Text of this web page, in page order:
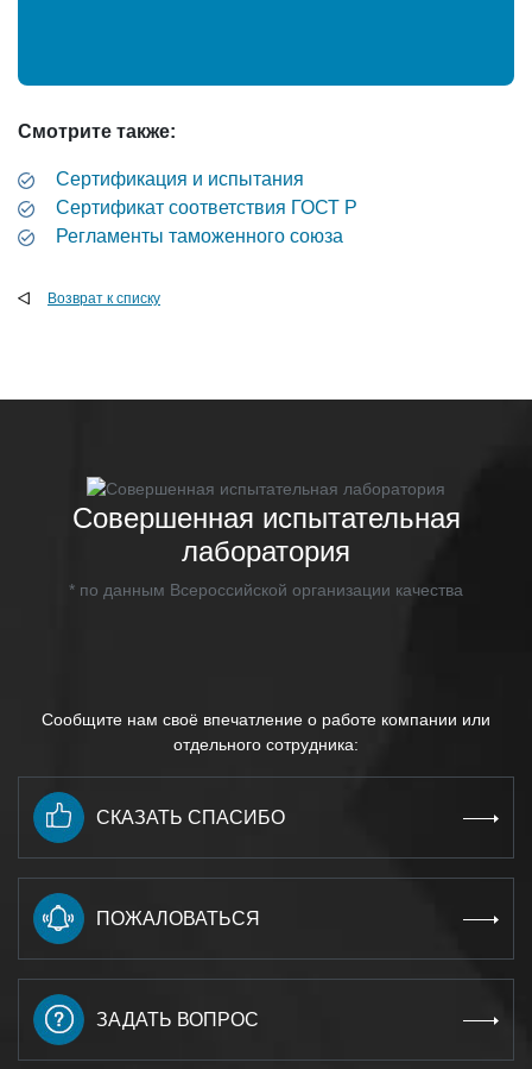
Смотрите также:
Сертификация и испытания
Cертификат соответствия ГОСТ Р
Регламенты таможенного союза
Возврат к списку
Совершенная испытательная
лаборатория
* по данным Всероссийской организации качества
Сообщите нам своё впечатление о работе компании или
отдельного сотрудника:
СКАЗАТЬ СПАСИБО
ПОЖАЛОВАТЬСЯ
ЗАДАТЬ ВОПРОС